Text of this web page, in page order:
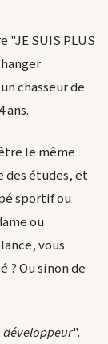
"JE SUIS PLUS
chasseur de
ans.
le même
des études, et
sportif ou
ou
vous
? Ou sinon de
développeur".